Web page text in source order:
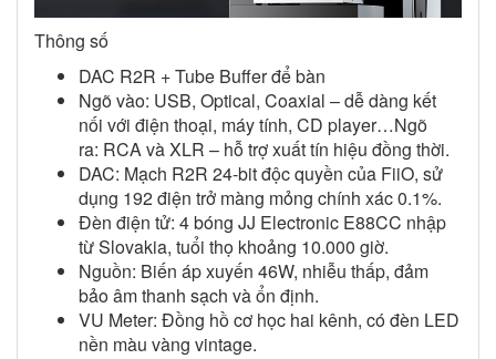
Thông số
DAC R2R + Tube Buffer để bàn
Ngõ vào: USB, Optical, Coaxial – dễ dàng kết
nối với điện thoại, máy tính, CD player…Ngõ
ra: RCA và XLR – hỗ trợ xuất tín hiệu đồng thời.
DAC: Mạch R2R 24-bit độc quyền của FiiO, sử
dụng 192 điện trở màng mỏng chính xác 0.1%.
Đèn điện tử: 4 bóng JJ Electronic E88CC nhập
từ Slovakia, tuổi thọ khoảng 10.000 giờ.
Nguồn: Biến áp xuyến 46W, nhiễu thấp, đảm
bảo âm thanh sạch và ổn định.
VU Meter: Đồng hồ cơ học hai kênh, có đèn LED
nền màu vàng vintage.